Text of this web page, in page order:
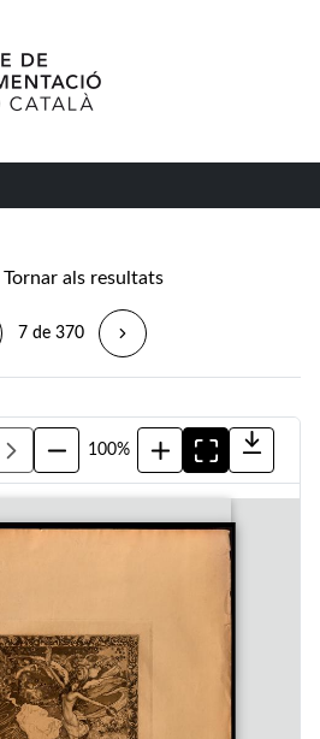
Tornar als resultats
7 de 370
100%